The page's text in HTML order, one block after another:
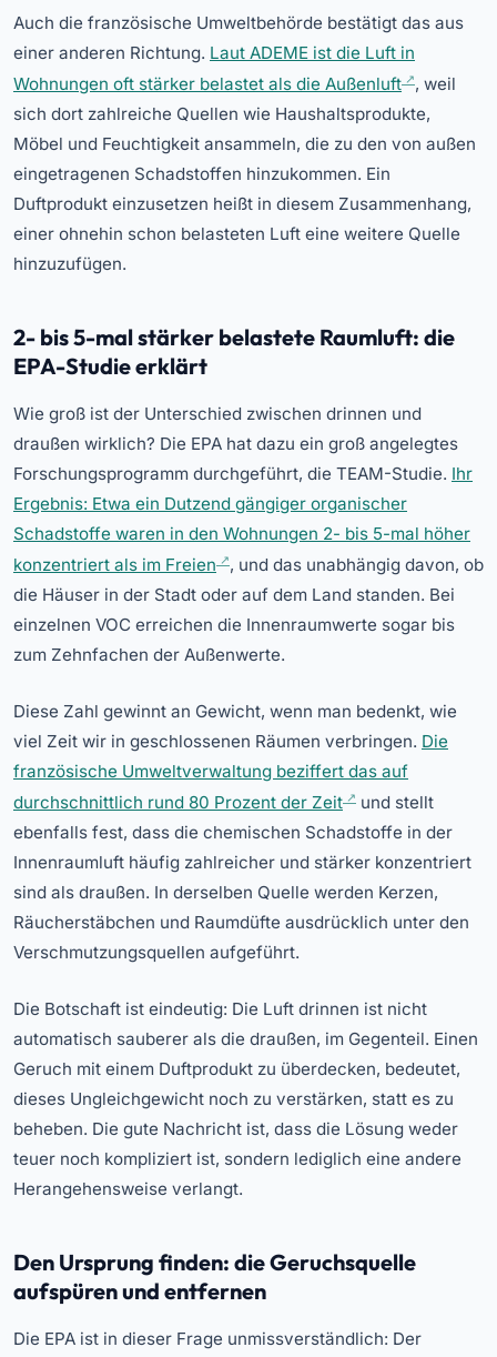
Auch die französische Umweltbehörde bestätigt das aus
einer anderen Richtung. Laut ADEME ist die Luft in
Wohnungen oft stärker belastet als die Außenluft
, weil
sich dort zahlreiche Quellen wie Haushaltsprodukte,
Möbel und Feuchtigkeit ansammeln, die zu den von außen
eingetragenen Schadstoffen hinzukommen. Ein
Duftprodukt einzusetzen heißt in diesem Zusammenhang,
einer ohnehin schon belasteten Luft eine weitere Quelle
hinzuzufügen.
2- bis 5-mal stärker belastete Raumluft: die
EPA-Studie erklärt
Wie groß ist der Unterschied zwischen drinnen und
draußen wirklich? Die EPA hat dazu ein groß angelegtes
Forschungsprogramm durchgeführt, die TEAM-Studie. Ihr
Ergebnis: Etwa ein Dutzend gängiger organischer
Schadstoffe waren in den Wohnungen 2- bis 5-mal höher
konzentriert als im Freien
, und das unabhängig davon, ob
die Häuser in der Stadt oder auf dem Land standen. Bei
einzelnen VOC erreichen die Innenraumwerte sogar bis
zum Zehnfachen der Außenwerte.
Diese Zahl gewinnt an Gewicht, wenn man bedenkt, wie
viel Zeit wir in geschlossenen Räumen verbringen. Die
französische Umweltverwaltung beziffert das auf
durchschnittlich rund 80 Prozent der Zeit
und stellt
ebenfalls fest, dass die chemischen Schadstoffe in der
Innenraumluft häufig zahlreicher und stärker konzentriert
sind als draußen. In derselben Quelle werden Kerzen,
Räucherstäbchen und Raumdüfte ausdrücklich unter den
Verschmutzungsquellen aufgeführt.
Die Botschaft ist eindeutig: Die Luft drinnen ist nicht
automatisch sauberer als die draußen, im Gegenteil. Einen
Geruch mit einem Duftprodukt zu überdecken, bedeutet,
dieses Ungleichgewicht noch zu verstärken, statt es zu
beheben. Die gute Nachricht ist, dass die Lösung weder
teuer noch kompliziert ist, sondern lediglich eine andere
Herangehensweise verlangt.
Den Ursprung finden: die Geruchsquelle
aufspüren und entfernen
Die EPA ist in dieser Frage unmissverständlich: Der